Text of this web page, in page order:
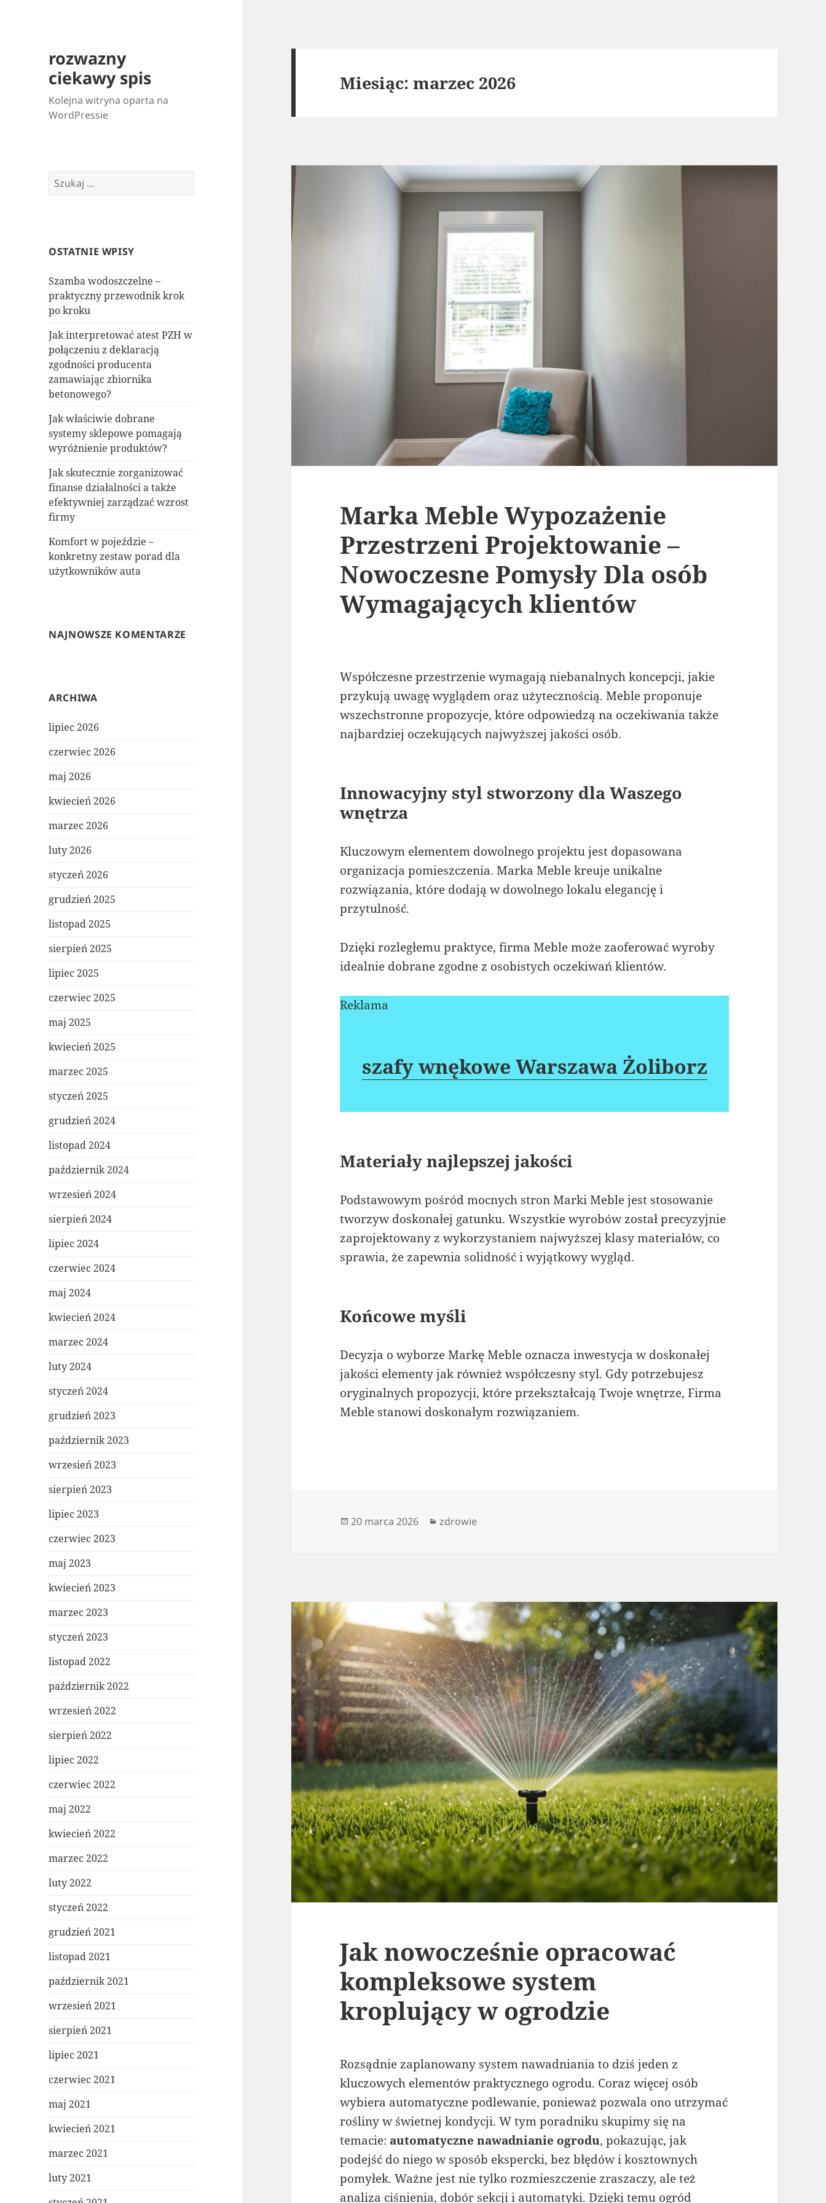
rozwazny
ciekawy spis
Kolejna witryna oparta na
WordPressie
Szukaj:
OSTATNIE WPISY
Szamba wodoszczelne –
praktyczny przewodnik krok
po kroku
Jak interpretować atest PZH w
połączeniu z deklaracją
zgodności producenta
zamawiając zbiornika
betonowego?
Jak właściwie dobrane
systemy sklepowe pomagają
wyróżnienie produktów?
Jak skutecznie zorganizować
finanse działalności a także
efektywniej zarządzać wzrost
firmy
Komfort w pojeździe –
konkretny zestaw porad dla
użytkowników auta
NAJNOWSZE KOMENTARZE
ARCHIWA
lipiec 2026
czerwiec 2026
maj 2026
kwiecień 2026
marzec 2026
luty 2026
styczeń 2026
grudzień 2025
listopad 2025
sierpień 2025
lipiec 2025
czerwiec 2025
maj 2025
kwiecień 2025
marzec 2025
styczeń 2025
grudzień 2024
listopad 2024
październik 2024
wrzesień 2024
sierpień 2024
lipiec 2024
czerwiec 2024
maj 2024
kwiecień 2024
marzec 2024
luty 2024
styczeń 2024
grudzień 2023
październik 2023
wrzesień 2023
sierpień 2023
lipiec 2023
czerwiec 2023
maj 2023
kwiecień 2023
marzec 2023
styczeń 2023
listopad 2022
październik 2022
wrzesień 2022
sierpień 2022
lipiec 2022
czerwiec 2022
maj 2022
kwiecień 2022
marzec 2022
luty 2022
styczeń 2022
grudzień 2021
listopad 2021
październik 2021
wrzesień 2021
sierpień 2021
lipiec 2021
czerwiec 2021
maj 2021
kwiecień 2021
marzec 2021
luty 2021
Miesiąc:marzec 2026
Marka Meble Wypozażenie
Przestrzeni Projektowanie –
Nowoczesne Pomysły Dla osób
Wymagających klientów
Współczesne przestrzenie wymagają niebanalnych koncepcji, jakie
przykują uwagę wyglądem oraz użytecznością. Meble proponuje
wszechstronne propozycje, które odpowiedzą na oczekiwania także
najbardziej oczekujących najwyższej jakości osób.
Innowacyjny styl stworzony dla Waszego
wnętrza
Kluczowym elementem dowolnego projektu jest dopasowana
organizacja pomieszczenia. Marka Meble kreuje unikalne
rozwiązania, które dodają w dowolnego lokalu elegancję i
przytulność.
Dzięki rozległemu praktyce, firma Meble może zaoferować wyroby
idealnie dobrane zgodne z osobistych oczekiwań klientów.
Reklama
szafy wnękowe Warszawa Żoliborz
Materiały najlepszej jakości
Podstawowym pośród mocnych stron Marki Meble jest stosowanie
tworzyw doskonałej gatunku. Wszystkie wyrobów został precyzyjnie
zaprojektowany z wykorzystaniem najwyższej klasy materiałów, co
sprawia, że zapewnia solidność i wyjątkowy wygląd.
Końcowe myśli
Decyzja o wyborze Markę Meble oznacza inwestycja w doskonałej
jakości elementy jak również współczesny styl. Gdy potrzebujesz
oryginalnych propozycji, które przekształcają Twoje wnętrze, Firma
Meble stanowi doskonałym rozwiązaniem.
Data
20 marca 2026 Kategorie
zdrowie
Jak nowocześnie opracować
kompleksowe system
kroplujący w ogrodzie
Rozsądnie zaplanowany system nawadniania to dziś jeden z
kluczowych elementów praktycznego ogrodu. Coraz więcej osób
wybiera automatyczne podlewanie, ponieważ pozwala ono utrzymać
rośliny w świetnej kondycji. W tym poradniku skupimy się na
temacie: automatyczne nawadnianie ogrodu, pokazując, jak
podejść do niego w sposób ekspercki, bez błędów i kosztownych
pomyłek. Ważne jest nie tylko rozmieszczenie zraszaczy, ale też
analiza ciśnienia, dobór sekcji i automatyki. Dzięki temu ogród